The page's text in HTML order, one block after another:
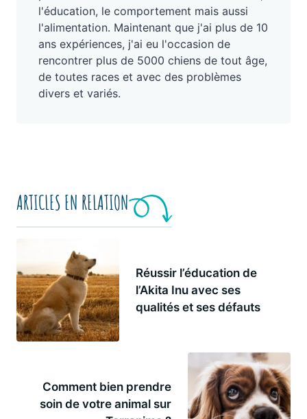
l'éducation, le comportement mais aussi
l'alimentation. Maintenant que j'ai plus de 10
ans expériences, j'ai eu l'occasion de
rencontrer plus de 5000 chiens de tout âge,
de toutes races et avec des problèmes
divers et variés.
ARTICLES EN RELATION
Réussir l’éducation de
l’Akita Inu avec ses
qualités et ses défauts
Comment bien prendre
soin de votre animal sur